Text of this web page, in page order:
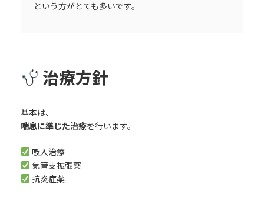
という方がとても多いです。
治療方針
基本は、
喘息に準じた治療を行います。
吸入治療
気管支拡張薬
抗炎症薬